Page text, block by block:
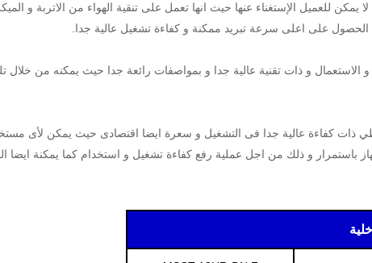
يمكن للعميل الإستغناء عنها حيث انها تعمل على تنقية الهواء من
على اعلى سرعة تبريد ممكنة و كفاءة تشغيل عالية جدا.
و ذات تقنية عالية جدا و بمواصفات رائعة جدا حيث يمكنه من خلال
باستمرار و ذلك من اجل عملية رفع كفاءة تشغيل و استخدام كما يمكنة